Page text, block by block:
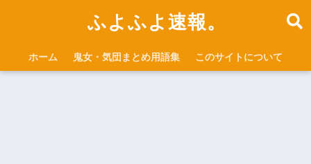
ふよふよ速報。
ホーム 鬼女・気団まとめ用語集 このサイトについて